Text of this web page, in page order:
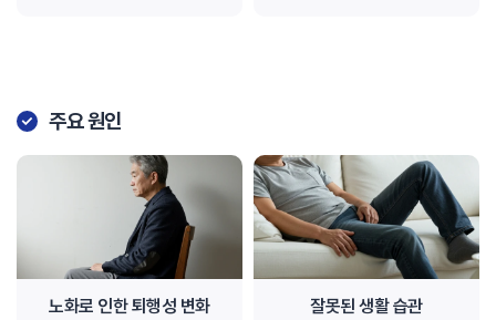
주요 원인
노화로 인한 퇴행성 변화 잘못된 생활 습관